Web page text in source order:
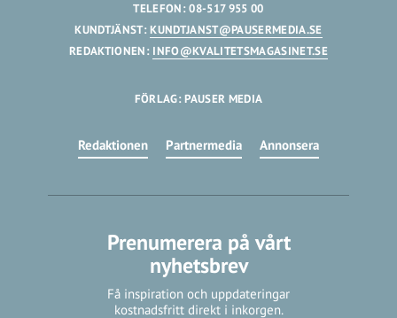
TELEFON: 08-517 955 00
KUNDTJÄNST:KUNDTJANST@PAUSERMEDIA.SE
REDAKTIONEN: INFO@KVALITETSMAGASINET.SE
FÖRLAG: PAUSER MEDIA
Redaktionen Partnermedia Annonsera
Prenumerera på vårt
nyhetsbrev
Få inspiration och uppdateringar
kostnadsfritt direkt i inkorgen.